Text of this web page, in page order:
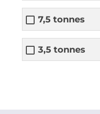
7,5 tonnes
3,5 tonnes